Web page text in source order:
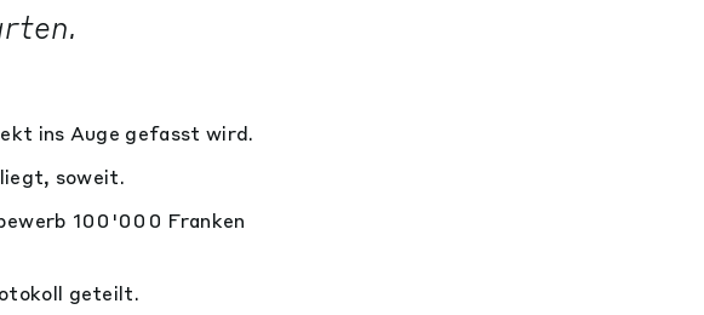
ins Auge gefasst wird.
soweit.
100'000 Franken
geteilt.